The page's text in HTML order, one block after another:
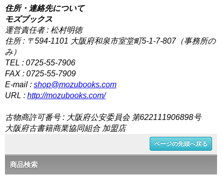
住所・連絡先について
モズブックス
運営責任者 : 松村明徳
住所 : 〒594-1101 大阪府和泉市室堂町5-1-7-807（事務所の
み）
TEL : 0725-55-7906
FAX : 0725-55-7909
E-mail : shop@mozubooks.com
URL : http://mozubooks.com/
古物商許可番号 : 大阪府公安委員会 第622111906898号
大阪府古書籍商業協同組合 加盟店
ページの先頭へ戻る
商品検索